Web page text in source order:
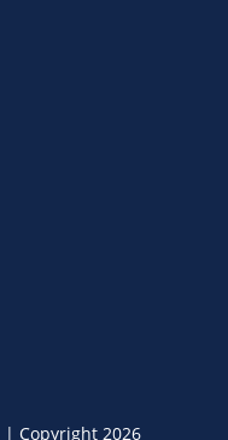
| Copyright 2026